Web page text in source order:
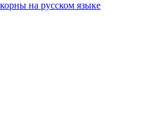
на русском языке